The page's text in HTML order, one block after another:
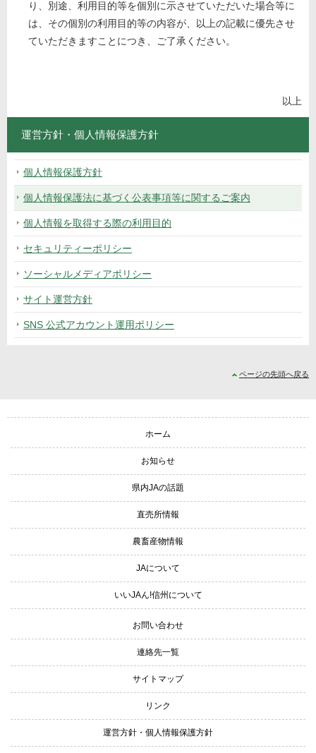
り、別途、利用目的等を個別に示させていただいた場合等に
は、その個別の利用目的等の内容が、以上の記載に優先させ
ていただきますことにつき、ご了承ください。
以上
運営方針・個人情報保護方針
個人情報保護方針
個人情報保護法に基づく公表事項等に関するご案内
個人情報を取得する際の利用目的
セキュリティーポリシー
ソーシャルメディアポリシー
サイト運営方針
SNS 公式アカウント運用ポリシー
サイトナビゲーション
ホーム
お知らせ
県内JAの話題
直売所情報
農畜産物情報
JAについて
いいJAん!信州について
お問い合わせ
連絡先一覧
サイトマップ
リンク
運営方針・個人情報保護方針
ページの先頭へ戻る